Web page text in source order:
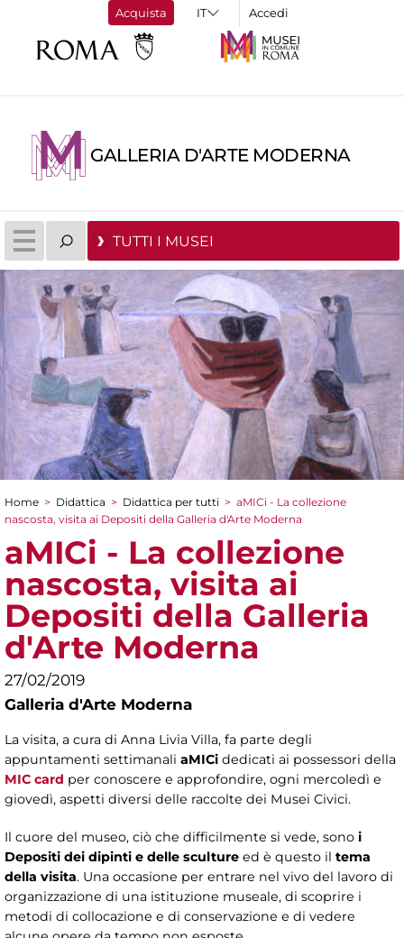
Acquista Accedi
GALLERIA D'ARTE MODERNA
TUTTI I MUSEI
Tu sei qui
Home > Didattica > Didattica per tutti > aMICi - La collezione
nascosta, visita ai Depositi della Galleria d'Arte Moderna
aMICi - La collezione
nascosta, visita ai
Depositi della Galleria
d'Arte Moderna
27/02/2019
Galleria d'Arte Moderna
La visita, a cura di Anna Livia Villa, fa parte degli
appuntamenti settimanali aMICi dedicati ai possessori della
MIC card per conoscere e approfondire, ogni mercoledì e
giovedì, aspetti diversi delle raccolte dei Musei Civici.
Il cuore del museo, ciò che difficilmente si vede, sono i
Depositi dei dipinti e delle sculture ed è questo il tema
della visita. Una occasione per entrare nel vivo del lavoro di
organizzazione di una istituzione museale, di scoprire i
metodi di collocazione e di conservazione e di vedere